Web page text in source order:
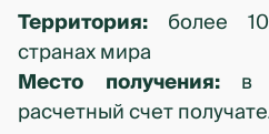
Территория: более
странах мира
Место получения:в
расчетный счет